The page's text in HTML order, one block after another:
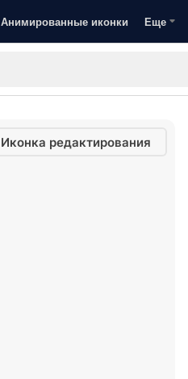
Анимированные иконки Еще
Иконка редактирования